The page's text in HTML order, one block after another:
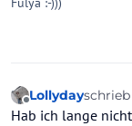
Offline
Lollydayzuletzt
Hab ich lange